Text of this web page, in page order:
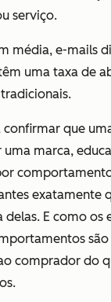
serviço.
média, e-mails
uma taxa de
confirmar que
marca,
exatamente
E como os
são
comprador do